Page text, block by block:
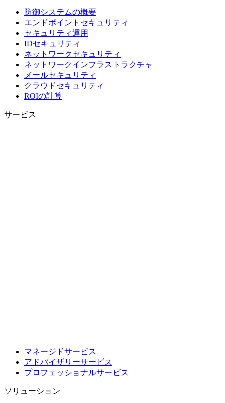
防御システムの概要
エンドポイントセキュリティ
セキュリティ運用
IDセキュリティ
ネットワークセキュリティ
ネットワークインフラストラクチャ
メールセキュリティ
クラウドセキュリティ
ROIの計算
サービス
マネージドサービス
アドバイザリーサービス
プロフェッショナルサービス
ソリューション